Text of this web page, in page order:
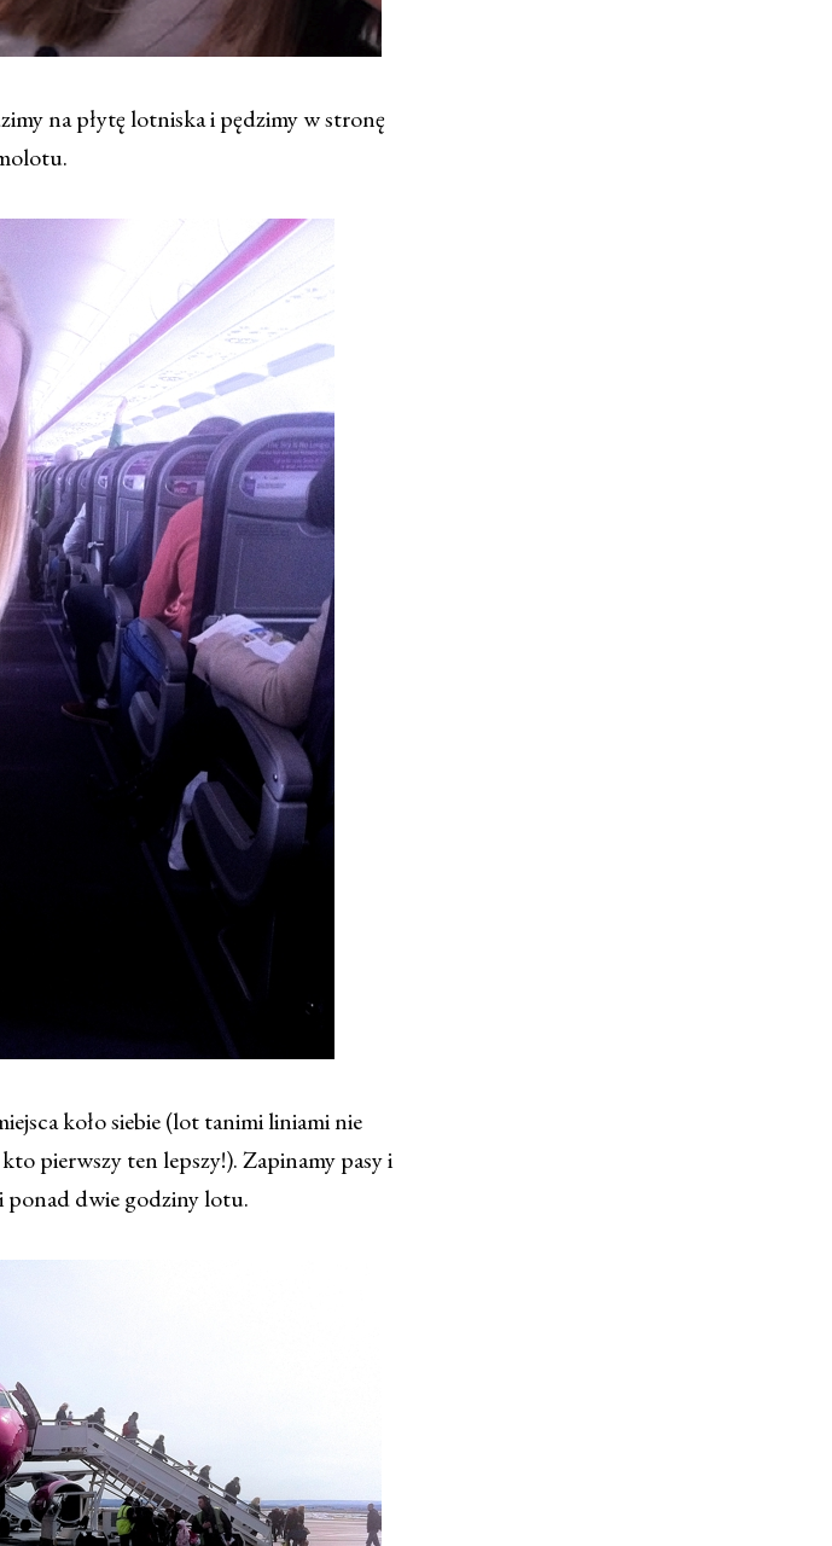
na płytę lotniska i pędzimy w stronę
koło siebie (lot tanimi liniami nie
pierwszy ten lepszy!). Zapinamy pasy i
ponad dwie godziny lotu.